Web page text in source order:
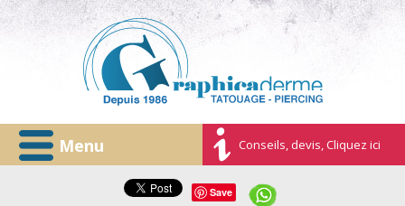
Menu Conseils, devis, Cliquez ici
Save